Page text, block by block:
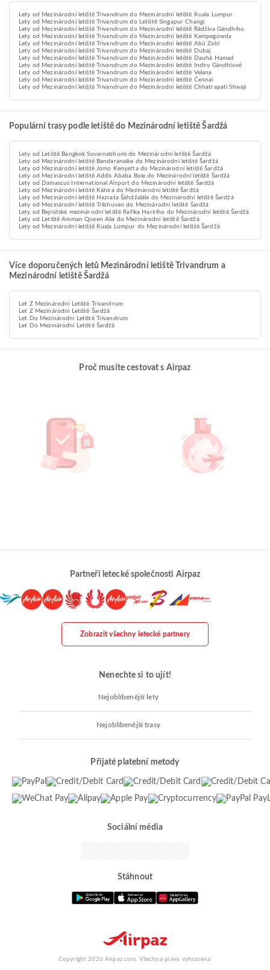
Lety od Mezinárodní letiště Trivandrum do Mezinárodní letiště Kuala Lumpur
Lety od Mezinárodní letiště Trivandrum do Letiště Singapur Changi
Lety od Mezinárodní letiště Trivandrum do Mezinárodní letiště Rádžíva Gándhího
Lety od Mezinárodní letiště Trivandrum do Mezinárodní letiště Kempegowda
Lety od Mezinárodní letiště Trivandrum do Mezinárodní letiště Abú Zabí
Lety od Mezinárodní letiště Trivandrum do Mezinárodní letiště Dubaj
Lety od Mezinárodní letiště Trivandrum do Mezinárodní letiště Dauhá Hamad
Lety od Mezinárodní letiště Trivandrum do Mezinárodní letiště Indiry Gándhíové
Lety od Mezinárodní letiště Trivandrum do Mezinárodní letiště Velana
Lety od Mezinárodní letiště Trivandrum do Mezinárodní letiště Čennaí
Lety od Mezinárodní letiště Trivandrum do Mezinárodní letiště Chhatrapati Shivaji
Populární trasy podle letiště do Mezinárodní letiště Šardžá
Lety od Letiště Bangkok Suvarnabhumi do Mezinárodní letiště Šardžá
Lety od Mezinárodní letiště Bandaranaike do Mezinárodní letiště Šardžá
Lety od Mezinárodní letiště Jomo Kenyatta do Mezinárodní letiště Šardžá
Lety od Mezinárodní letiště Addis Ababa Bole do Mezinárodní letiště Šardžá
Lety od Damascus International Airport do Mezinárodní letiště Šardžá
Lety od Mezinárodní letiště Káhira do Mezinárodní letiště Šardžá
Lety od Mezinárodní letiště Hazrata Šáhdžalála do Mezinárodní letiště Šardžá
Lety od Mezinárodní letiště Tribhuvan do Mezinárodní letiště Šardžá
Lety od Bejrútské mezinárodní letiště Rafíka Harírího do Mezinárodní letiště Šardžá
Lety od Letiště Amman Queen Alia do Mezinárodní letiště Šardžá
Lety od Mezinárodní letiště Kuala Lumpur do Mezinárodní letiště Šardžá
Více doporučených letů Mezinárodní letiště Trivandrum a
Mezinárodní letiště Šardžá
Let Z Mezinárodní Letiště Trivandrum
Let Z Mezinárodní Letiště Šardžá
Let Do Mezinárodní Letiště Trivandrum
Let Do Mezinárodní Letiště Šardžá
Proč musíte cestovat s Airpaz
Partneři letecké společnosti Airpaz
Zobrazit všechny letecké partnery
Nenechte si to ujít!
Nejoblíbenější lety
Nejoblíbenější trasy
Přijaté platební metody
Sociální média
Stáhnout
Copyright 2026 Airpaz.com. Všechna práva vyhrazena.